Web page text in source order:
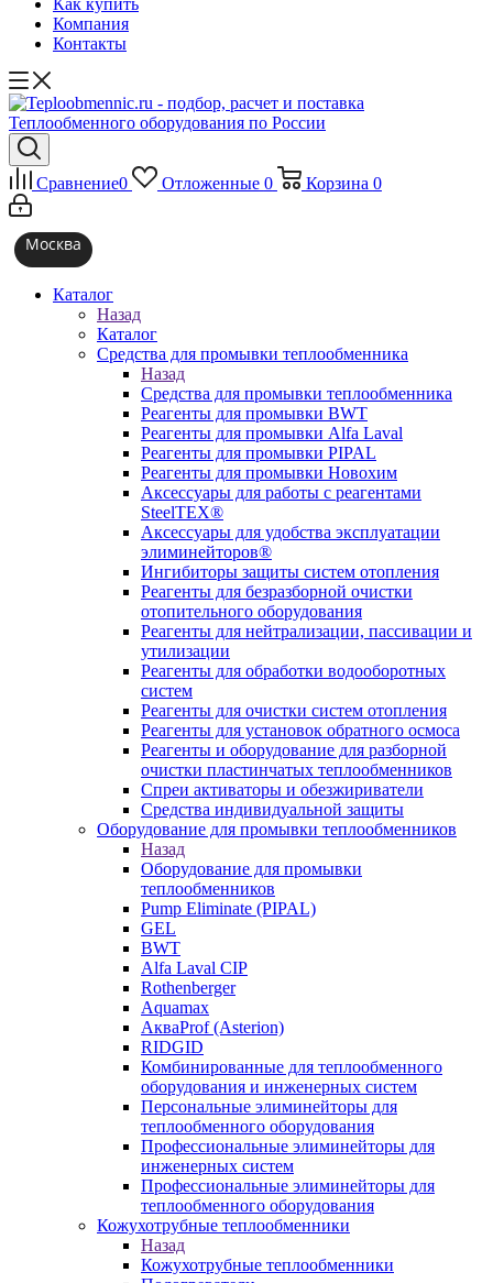
Как купить
Компания
Контакты
Сравнение0 Отложенные 0 Корзина 0
Москва
Каталог
Назад
Каталог
Средства для промывки теплообменника
Назад
Средства для промывки теплообменника
Реагенты для промывки BWT
Реагенты для промывки Alfa Laval
Реагенты для промывки PIPAL
Реагенты для промывки Новохим
Аксессуары для работы с реагентами
SteelTEX®
Аксессуары для удобства эксплуатации
элиминейторов®
Ингибиторы защиты систем отопления
Реагенты для безразборной очистки
отопительного оборудования
Реагенты для нейтрализации, пассивации и
утилизации
Реагенты для обработки водооборотных
систем
Реагенты для очистки систем отопления
Реагенты для установок обратного осмоса
Реагенты и оборудование для разборной
очистки пластинчатых теплообменников
Спреи активаторы и обезжириватели
Средства индивидуальной защиты
Оборудование для промывки теплообменников
Назад
Оборудование для промывки
теплообменников
Pump Eliminate (PIPAL)
GEL
BWT
Alfa Laval CIP
Rothenberger
Aquamax
АкваProf (Asterion)
RIDGID
Комбинированные для теплообменного
оборудования и инженерных систем
Персональные элиминейторы для
теплообменного оборудования
Профессиональные элиминейторы для
инженерных систем
Профессиональные элиминейторы для
теплообменного оборудования
Кожухотрубные теплообменники
Назад
Кожухотрубные теплообменники